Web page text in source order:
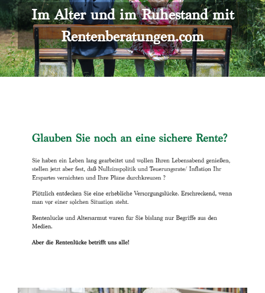
Rentenberater
Rentenversicherung
Versicherungsberatung
Kontakt
Im Alter und im Ruhestand mit
Rentenberatungen.com